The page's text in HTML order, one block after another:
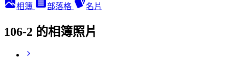
相簿 部落格 名片
106-2 的相簿照片